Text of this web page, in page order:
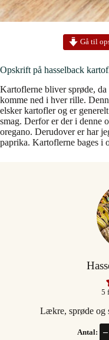
Gå til
Opskrift på hasselback
Kartoflerne bliver sprøde,
komme ned i hver rille.
elsker kartofler og er
smag. Derfor er der i denne
oregano. Derudover er har
paprika. Kartoflerne bages i
5
Lækre, sprøde og
Antal: –